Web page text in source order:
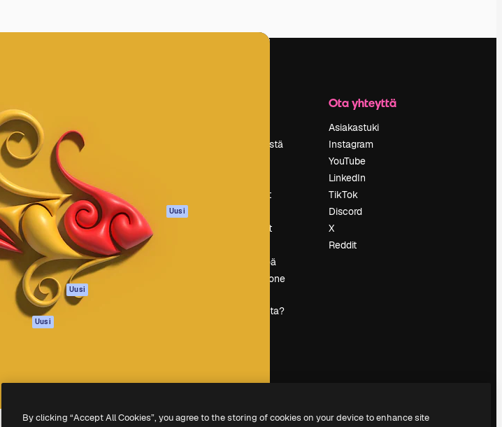
Spaces
Tekoälyavustaja
Tekoälyllä toimiva
kuvageneraattori
Tekoälyllä toimiva
videogeneraattori
Tekoälyllä toimiva
äänigeneraattori
Kuvapankkisisältö
MCP
Claudelle ja
ChatGPT:lle
Uusi
Agentit Uusi
työkalut
Tietosuojakäytäntö
Alkuperäiset
Uusi
Evästepolitiikka
Luottamuskeskus
Kumppanit
Tietoja meistä
Hakutrendit
Tapahtumat
Myy sisältöä
Lehdistöhuone
magnific.ai:ta?
Ota yhteyttä
Asiakastuki
Instagram
YouTube
LinkedIn
TikTok
Discord
X
Reddit
By clicking “Accept All Cookies”, you agree to the storing of cookies on your device to enhance site